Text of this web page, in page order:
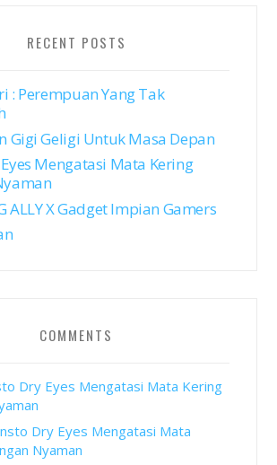
RECENT POSTS
: Perempuan Yang Tak
Gigi Geligi Untuk Masa Depan
Mengatasi Mata Kering
ALLY X Gadget Impian Gamers
COMMENTS
Dry Eyes Mengatasi Mata Kering
Dry Eyes Mengatasi Mata
Nyaman